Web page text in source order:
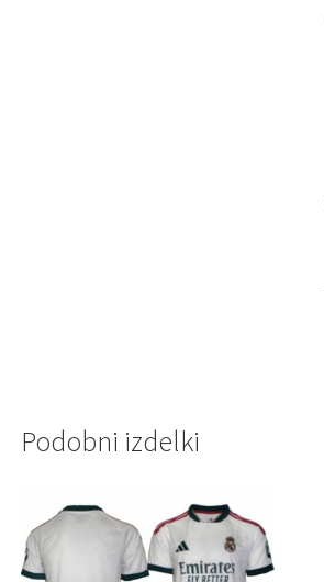
Podobni izdelki